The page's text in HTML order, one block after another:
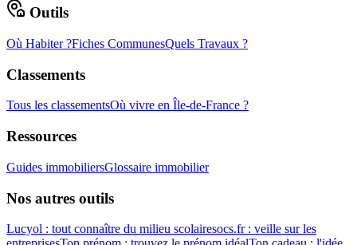
Outils
Où Habiter ?Fiches CommunesQuels Travaux ?
Classements
Tous les classementsOù vivre en Île-de-France ?
Ressources
Guides immobiliersGlossaire immobilier
Nos autres outils
Lucyol : tout connaître du milieu scolairesocs.fr : veille sur les